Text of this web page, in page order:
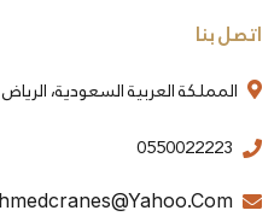
اتصل بنا
المملكة العربية السعودية، الرياض
0550022223